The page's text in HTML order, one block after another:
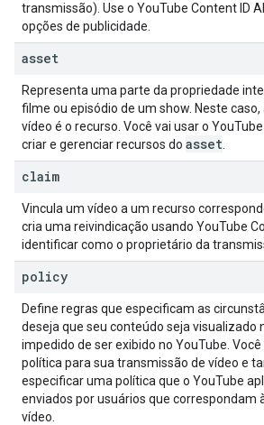
transmissão). Use o YouTube Content ID
opções de publicidade.
asset
Representa uma parte da propriedade
filme ou episódio de um show. Neste
vídeo é o recurso. Você vai usar o YouTube
criar e gerenciar recursos do asset
claim
Vincula um vídeo a um recurso
cria uma reivindicação usando YouTube
identificar como o proprietário da
policy
Define regras que especificam as
deseja que seu conteúdo seja visualizado
impedido de ser exibido no YouTube.
política para sua transmissão de vídeo e
especificar uma política que o YouTube
enviados por usuários que correspondam
vídeo.